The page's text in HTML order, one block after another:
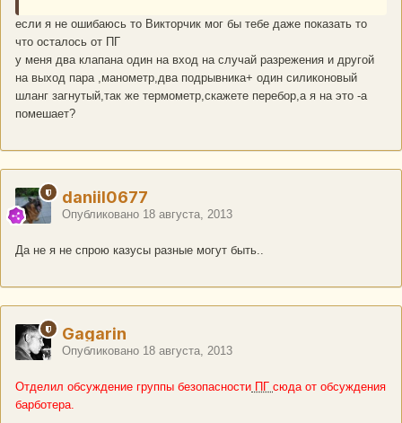
если я не ошибаюсь то Викторчик мог бы тебе даже показать то
что осталось от ПГ
у меня два клапана один на вход на случай разрежения и другой
на выход пара ,манометр,два подрывника+ один силиконовый
шланг загнутый,так же термометр,скажете перебор,а я на это -а
помешает?
daniil0677
Опубликовано 18 августа, 2013
Да не я не спрою казусы разные могут быть..
Gagarin
Опубликовано 18 августа, 2013
Отделил обсуждение группы безопасности ПГ сюда от обсуждения
барботера.